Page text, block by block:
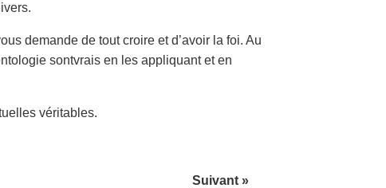
demande de tout croire et d’avoir la foi. Au
sontvrais en les appliquant et en
véritables.
Suivant »